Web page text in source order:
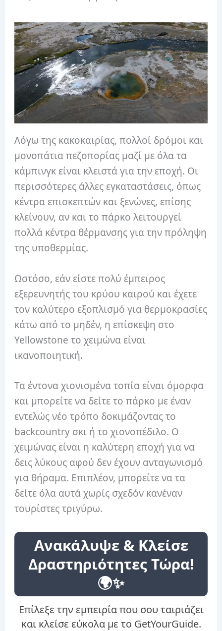
Λόγω της κακοκαιρίας, πολλοί δρόμοι και
μονοπάτια πεζοπορίας μαζί με όλα τα
κάμπινγκ είναι κλειστά για την εποχή. Οι
περισσότερες άλλες εγκαταστάσεις, όπως
κέντρα επισκεπτών και ξενώνες, επίσης
κλείνουν, αν και το πάρκο λειτουργεί
πολλά κέντρα θέρμανσης για την πρόληψη
της υποθερμίας.
Ωστόσο, εάν είστε πολύ έμπειρος
εξερευνητής του κρύου καιρού και έχετε
τον καλύτερο εξοπλισμό για θερμοκρασίες
κάτω από το μηδέν, η επίσκεψη στο
Yellowstone το χειμώνα είναι
ικανοποιητική.
Τα έντονα χιονισμένα τοπία είναι όμορφα
και μπορείτε να δείτε το πάρκο με έναν
εντελώς νέο τρόπο δοκιμάζοντας το
backcountry σκι ή το χιονοπέδιλο. Ο
χειμώνας είναι η καλύτερη εποχή για να
δεις λύκους αφού δεν έχουν ανταγωνισμό
για θήραμα. Επιπλέον, μπορείτε να τα
δείτε όλα αυτά χωρίς σχεδόν κανέναν
τουρίστες τριγύρω.
Ανακάλυψε & Κλείσε
Δραστηριότητες Τώρα!
🌍✨
Επίλεξε την εμπειρία που σου ταιριάζει
και κλείσε εύκολα με το GetYourGuide.